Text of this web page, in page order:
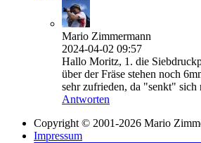
Mario Zimmermann
2024-04-02 09:57
Hallo Moritz, 1. die
über der Fräse stehen noch
sehr zufrieden, da "senkt" sich
Antworten
Copyright © 2001-2026 Mario
Impressum